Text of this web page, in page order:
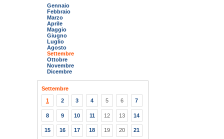
Gennaio
Febbraio
Marzo
Aprile
Maggio
Giugno
Luglio
Agosto
Settembre
Ottobre
Novembre
Dicembre
Settembre
1
2 3 4 5 6 7
8 9 10 11 12 13 14
15 16 17 18 19 20 21